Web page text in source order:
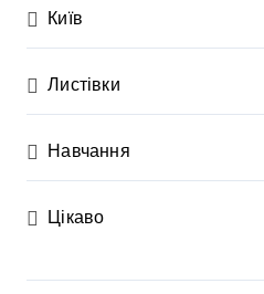
Київ
Листівки
Навчання
Цікаво